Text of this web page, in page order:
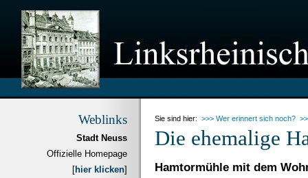
Weblinks
Stadt Neuss
Offizielle Homepage
[hier klicken]
Sie sind hier: >>> Wer erinnert sich noch?
Die ehemalige
Hamtormühle mit dem